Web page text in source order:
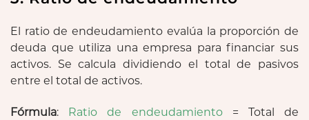
El ratio de endeudamiento evalúa la proporción de
deuda que utiliza una empresa para financiar sus
activos. Se calcula dividiendo el total de pasivos
entre el total de activos.
Fórmula: Ratio de endeudamiento= Total de